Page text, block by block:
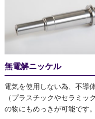
無電解ニッケル
電気を使用しない為、不導
（プラスチックやセラミック
の物にもめっきが可能です。